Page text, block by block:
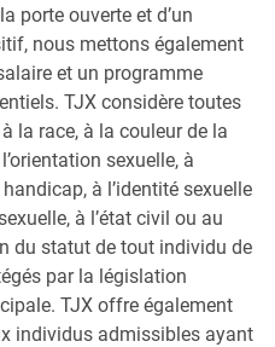
porte ouverte et d’un
nous mettons également
et un programme
TJX considère toutes
la race, à la couleur de la
sexuelle, à
à l’identité sexuelle
à l’état civil ou au
du statut de tout individu de
par la législation
TJX offre également
individus admissibles ayant